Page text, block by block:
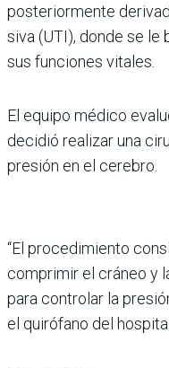
posteriormente
siva (UTI), donde se le
sus funciones vitales.
El equipo médico
decidió realizar una
presión en el cerebro.
“El procedimiento
comprimir el cráneo y
para controlar la
el quiró­fano del